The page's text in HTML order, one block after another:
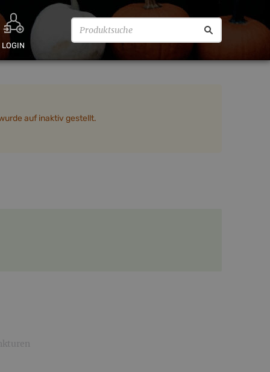
LOGIN
auf inaktiv gestellt.